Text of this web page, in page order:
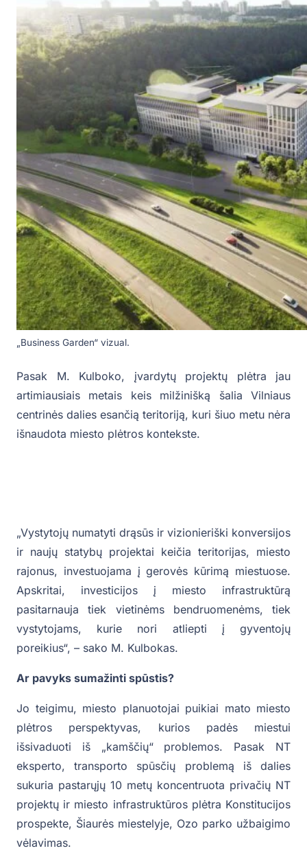
„Business Garden“ vizual.
Pasak M. Kulboko, įvardytų projektų plėtra jau
artimiausiais metais keis milžinišką šalia Vilniaus
centrinės dalies esančią teritoriją, kuri šiuo metu nėra
išnaudota miesto plėtros kontekste.
„Vystytojų numatyti drąsūs ir vizionieriški konversijos
ir naujų statybų projektai keičia teritorijas, miesto
rajonus, investuojama į gerovės kūrimą miestuose.
Apskritai, investicijos į miesto infrastruktūrą
pasitarnauja tiek vietinėms bendruomenėms, tiek
vystytojams, kurie nori atliepti į gyventojų
poreikius“, – sako M. Kulbokas.
Ar pavyks sumažinti spūstis?
Jo teigimu, miesto planuotojai puikiai mato miesto
plėtros perspektyvas, kurios padės miestui
išsivaduoti iš „kamščių“ problemos. Pasak NT
eksperto, transporto spūsčių problemą iš dalies
sukuria pastarųjų 10 metų koncentruota privačių NT
projektų ir miesto infrastruktūros plėtra Konstitucijos
prospekte, Šiaurės miestelyje, Ozo parko užbaigimo
vėlavimas.